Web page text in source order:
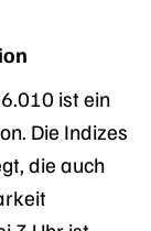
ist ein
Die Indizes
die auch